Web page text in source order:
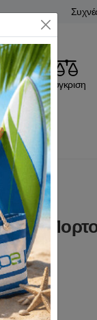
Σύγκριση
5''
Close